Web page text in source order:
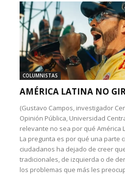
COLUMNISTAS
AMÉRICA LATINA NO
(Gustavo Campos, investigador
Opinión Pública, Universidad
relevante no sea por qué América
La pregunta es por qué una parte
ciudadanos ha dejado de creer
tradicionales, de izquierda o de
los problemas que más les